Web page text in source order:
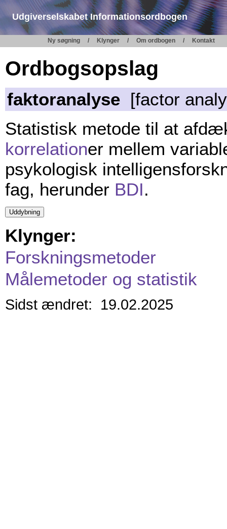
Udgiverselskabet Informationsordbogen
Ny søgning Klynger Om ordbogen Kontakt
Ordbogsopslag
faktoranalyse [factor
Statistisk metode til at
korrelationer mellem
psykologisk
fag, herunder BDI.
Klynger:
Forskningsmetoder
Målemetoder og statistik
Sidst ændret: 19.02.2025